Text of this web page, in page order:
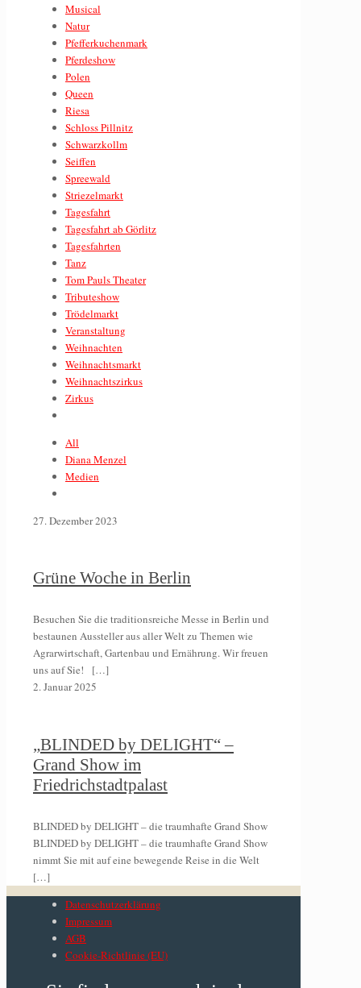
Musical
Natur
Pfefferkuchenmark
Pferdeshow
Polen
Queen
Riesa
Schloss Pillnitz
Schwarzkollm
Seiffen
Spreewald
Striezelmarkt
Tagesfahrt
Tagesfahrt ab Görlitz
Tagesfahrten
Tanz
Tom Pauls Theater
Tributeshow
Trödelmarkt
Veranstaltung
Weihnachten
Weihnachtsmarkt
Weihnachtszirkus
Zirkus
All
Diana Menzel
Medien
27. Dezember 2023
Grüne Woche in Berlin
Besuchen Sie die traditionsreiche Messe in Berlin und
bestaunen Aussteller aus aller Welt zu Themen wie
Agrarwirtschaft, Gartenbau und Ernährung. Wir freuen
uns auf Sie!
[…]
2. Januar 2025
„BLINDED by DELIGHT“ –
Grand Show im
Friedrichstadtpalast
BLINDED by DELIGHT – die traumhafte Grand Show
BLINDED by DELIGHT – die traumhafte Grand Show
nimmt Sie mit auf eine bewegende Reise in die Welt
[…]
Datenschutzerklärung
Impressum
AGB
Cookie-Richtlinie (EU)